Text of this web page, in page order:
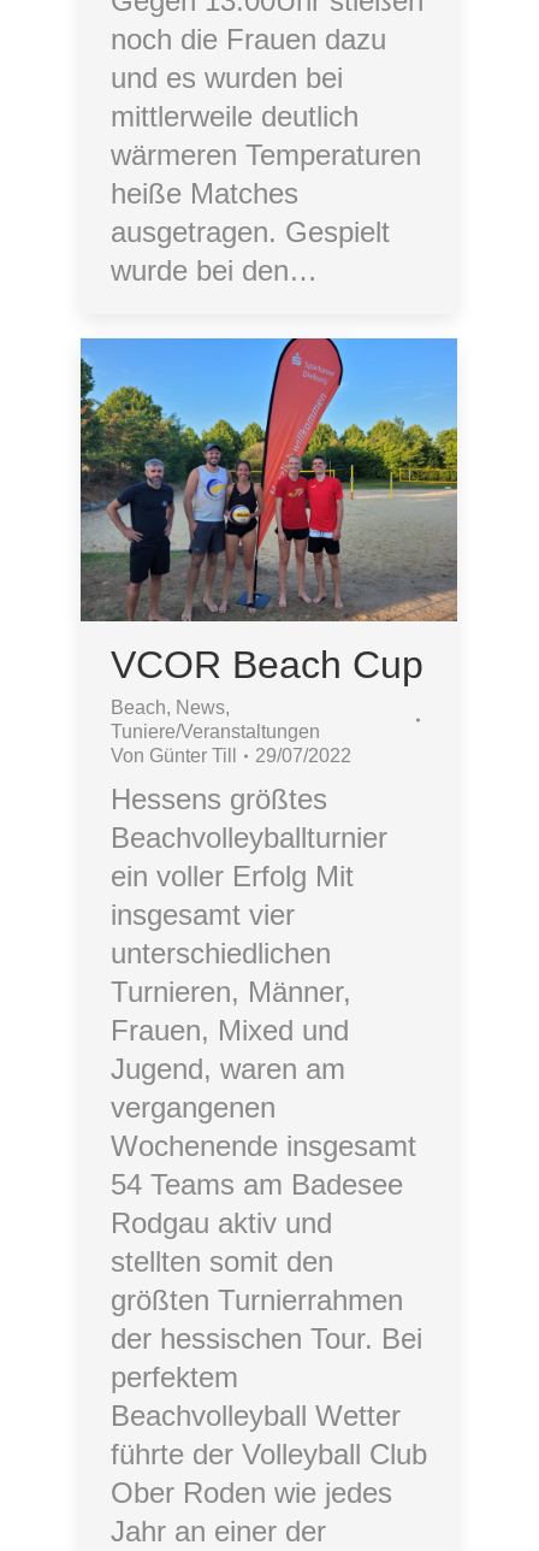
noch die Frauen dazu
und es wurden bei
mittlerweile deutlich
wärmeren Temperaturen
heiße Matches
ausgetragen. Gespielt
wurde bei den…
VCOR Beach Cup
Beach, News,
Tuniere/Veranstaltungen
Von Günter Till 29/07/2022
Hessens größtes
Beachvolleyballturnier
ein voller Erfolg Mit
insgesamt vier
unterschiedlichen
Turnieren, Männer,
Frauen, Mixed und
Jugend, waren am
vergangenen
Wochenende insgesamt
54 Teams am Badesee
Rodgau aktiv und
stellten somit den
größten Turnierrahmen
der hessischen Tour. Bei
perfektem
Beachvolleyball Wetter
führte der Volleyball Club
Ober Roden wie jedes
Jahr an einer der